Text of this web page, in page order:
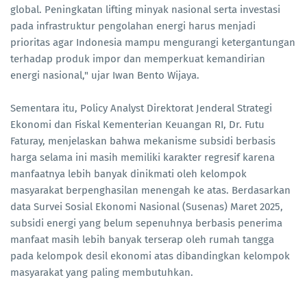
global. Peningkatan lifting minyak nasional serta investasi
pada infrastruktur pengolahan energi harus menjadi
prioritas agar Indonesia mampu mengurangi ketergantungan
terhadap produk impor dan memperkuat kemandirian
energi nasional," ujar Iwan Bento Wijaya.
Sementara itu, Policy Analyst Direktorat Jenderal Strategi
Ekonomi dan Fiskal Kementerian Keuangan RI, Dr. Futu
Faturay, menjelaskan bahwa mekanisme subsidi berbasis
harga selama ini masih memiliki karakter regresif karena
manfaatnya lebih banyak dinikmati oleh kelompok
masyarakat berpenghasilan menengah ke atas. Berdasarkan
data Survei Sosial Ekonomi Nasional (Susenas) Maret 2025,
subsidi energi yang belum sepenuhnya berbasis penerima
manfaat masih lebih banyak terserap oleh rumah tangga
pada kelompok desil ekonomi atas dibandingkan kelompok
masyarakat yang paling membutuhkan.